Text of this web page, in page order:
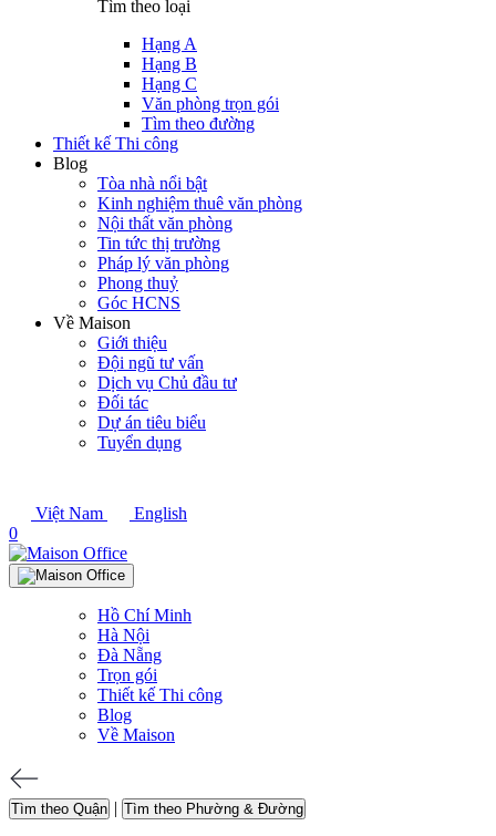
Tìm theo loại
Hạng A
Hạng B
Hạng C
Văn phòng trọn gói
Tìm theo đường
Thiết kế Thi công
Blog
Tòa nhà nổi bật
Kinh nghiệm thuê văn phòng
Nội thất văn phòng
Tin tức thị trường
Pháp lý văn phòng
Phong thuỷ
Góc HCNS
Về Maison
Giới thiệu
Đội ngũ tư vấn
Dịch vụ Chủ đầu tư
Đối tác
Dự án tiêu biểu
Tuyển dụng
Việt Nam
English
0
Hồ Chí Minh
Hà Nội
Đà Nẵng
Trọn gói
Thiết kế Thi công
Blog
Về Maison
Tìm theo Quận | Tìm theo Phường & Đường